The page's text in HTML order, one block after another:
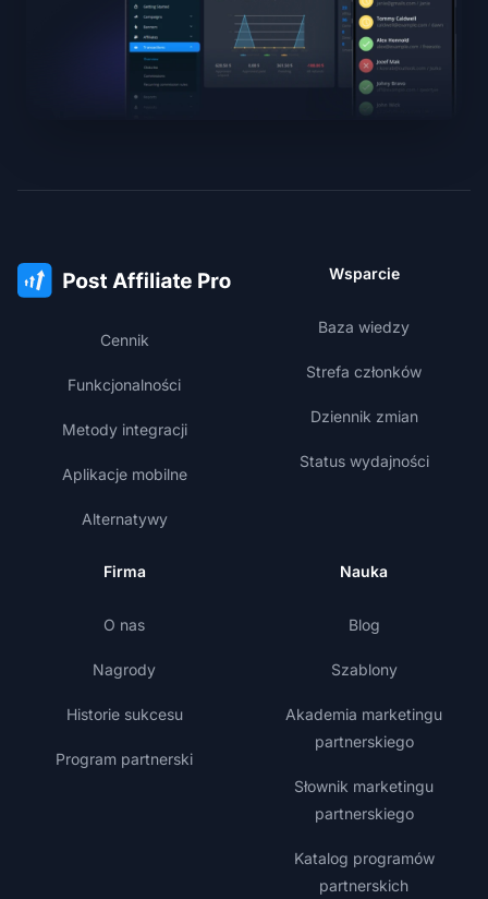
Cennik
Funkcjonalności
Metody integracji
Aplikacje mobilne
Alternatywy
Wsparcie
Baza wiedzy
Strefa członków
Dziennik zmian
Status wydajności
Firma
O nas
Nagrody
Historie sukcesu
Program partnerski
Nauka
Blog
Szablony
Akademia marketingu
partnerskiego
Słownik marketingu
partnerskiego
Katalog programów
partnerskich